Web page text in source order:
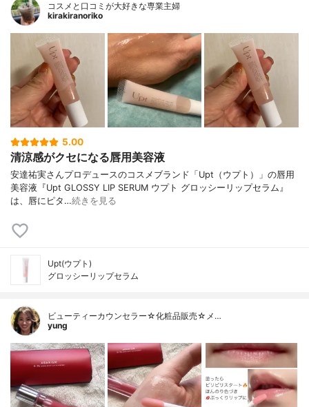
コスメと口コミが大好きな専業主婦
kirakiranoriko
5.00
清涼感がクセになる唇用美容液
安達祐実さんプロデュースのコスメブランド「Upt（ウプト）」の唇用
美容液『Upt GLOSSY LIP SERUM ウプト グロッシーリップセラム』
は、唇にピタ…続きを見る
Upt(ウプト)
グロッシーリップセラム
ビューティーカウンセラー☆化粧品販売☆メ…
yung